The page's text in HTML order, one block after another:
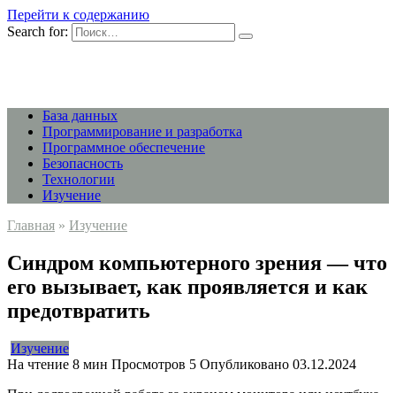
Перейти к содержанию
Search for:
База данных
Программирование и разработка
Программное обеспечение
Безопасность
Технологии
Изучение
Главная » Изучение
Синдром компьютерного зрения — что
его вызывает, как проявляется и как
предотвратить
Изучение
На чтение 8 мин Просмотров 5 Опубликовано 03.12.2024